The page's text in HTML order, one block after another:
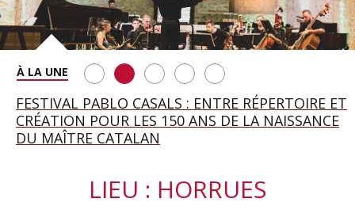
SAINT FRANÇOIS D’ASSISE À SALZBOURG, UNE
SOIRÉE IMMENSE PORTÉE PAR ROMEO
CASTELLUCCI ET MAXIME PASCAL
FESTIVAL PABLO CASALS : ENTRE RÉPERTOIRE ET
CRÉATION POUR LES 150 ANS DE LA NAISSANCE
DU MAÎTRE CATALAN
A BAYREUTH, LE 150E ANNIVERSAIRE DU RING
WAGNÉRIEN GÉNÉRÉ PAR L’IA
BETSY JOLAS FÊTE SON CENTIÈME
ANNIVERSAIRE
GEORGE BENJAMIN : « MES PARENTS AVAIENT
CETTE EXIGENCE DE L’OBJET CISELÉ »
LIEU : HORRUES